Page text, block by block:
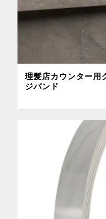
理髪店カウンター用
ジバンド